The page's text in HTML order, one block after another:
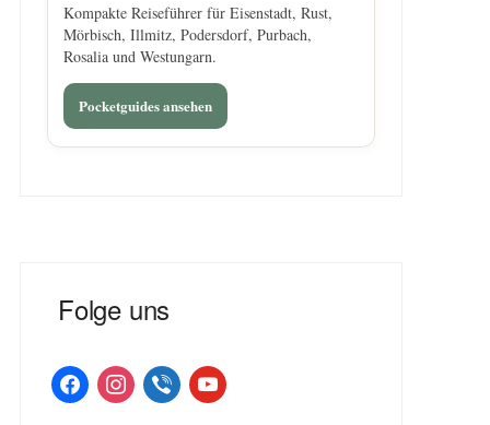
Kompakte Reiseführer für Eisenstadt, Rust,
Mörbisch, Illmitz, Podersdorf, Purbach,
Rosalia und Westungarn.
Pocketguides ansehen
Folge uns
facebookinstagramviber youtube